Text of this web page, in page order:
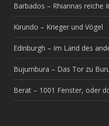
Barbados – Rhiannas reiche
Kirundo – Krieger und Vögel
Edinburgh – Im Land des
Bujumbura – Das Tor zu
Berat – 1001 Fenster, oder